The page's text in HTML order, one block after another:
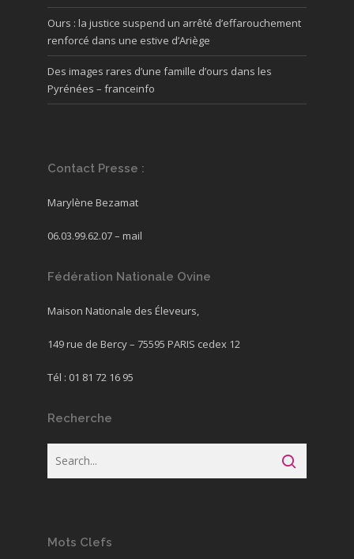
Ours : la justice suspend un arrêté d’effarouchement
renforcé dans une estive d’Ariège
Des images rares d’une famille d’ours dans les
Pyrénées – franceinfo
Contact Presse :
Marylène Bezamat
06.03.99.62.07 – mail
Fédération Nationale Ovine
Maison Nationale des Éleveurs,
149 rue de Bercy – 75595 PARIS cedex 12
Tél : 01 81 72 16 95
Recherche
Mots Clefs